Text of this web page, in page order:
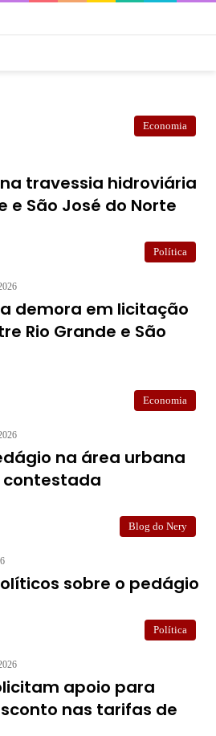
Economia
travessia hidroviária
e São José do Norte
Política
demora em licitação
Rio Grande e São
Economia
na área urbana
contestada
Blog do Nery
sobre o pedágio
Política
apoio para
nas tarifas de